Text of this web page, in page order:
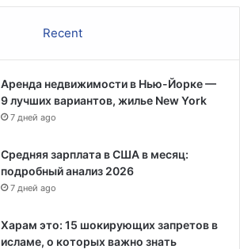
Recent
Аренда недвижимости в Нью-Йорке —
9 лучших вариантов, жилье New York
7 дней ago
Средняя зарплата в США в месяц:
подробный анализ 2026
7 дней ago
Харам это: 15 шокирующих запретов в
исламе, о которых важно знать